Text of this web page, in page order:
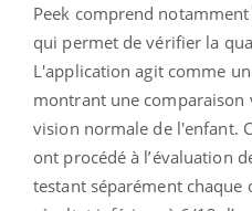
Peek comprend
qui permet de vérifier la
L'application agit comme
montrant une comparaison
vision normale de l'enfant.
ont procédé à l’évaluation
testant séparément chaque